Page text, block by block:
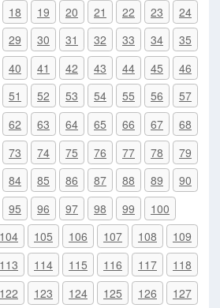
18 19 20 21 22 23
24
29 30 31 32 33 34
35
40 41 42 43 44 45
46
51 52 53 54 55 56
57
62 63 64 65 66 67
68
73 74 75 76 77 78
79
84 85 86 87 88 89
90
95 96 97 98 99
100
104 105 106 107 108
109
113 114 115 116 117
118
122 123 124 125 126 127